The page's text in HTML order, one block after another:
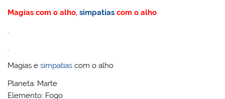
Magias com o alho,simpatias com o alho
.
.
Magias esimpatias com o alho
Planeta: Marte
Elemento: Fogo